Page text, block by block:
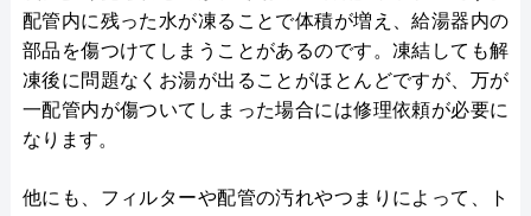
配管内に残った水が凍ることで体積が増え、給湯器内の
部品を傷つけてしまうことがあるのです。凍結しても解
凍後に問題なくお湯が出ることがほとんどですが、万が
一配管内が傷ついてしまった場合には修理依頼が必要に
なります。
他にも、フィルターや配管の汚れやつまりによって、ト